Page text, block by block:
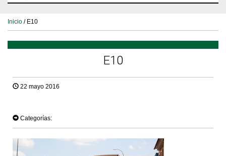
Inicio / E10
E10
22 mayo 2016
Categorías: